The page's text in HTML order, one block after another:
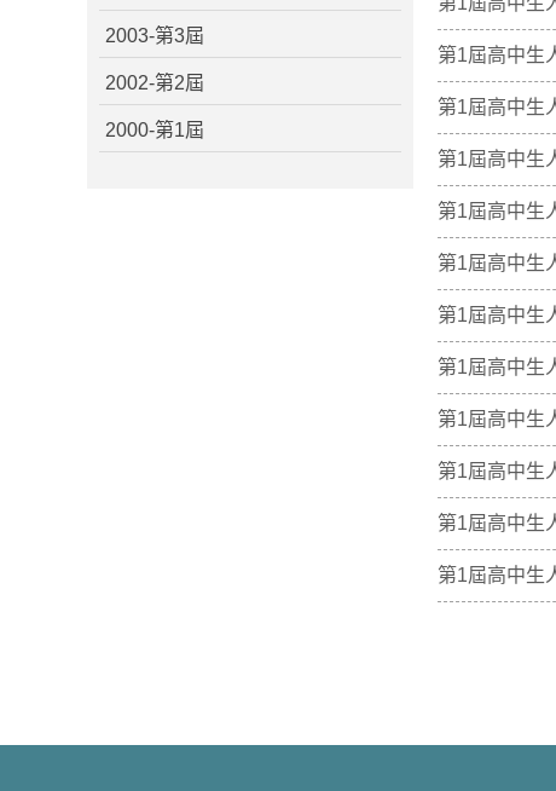
2003-第3屆
2002-第2屆
2000-第1屆
第1屆高中生
第1屆高中生
第1屆高中生
第1屆高中生
第1屆高中生
第1屆高中生
第1屆高中生
第1屆高中生
第1屆高中生
第1屆高中生
第1屆高中生